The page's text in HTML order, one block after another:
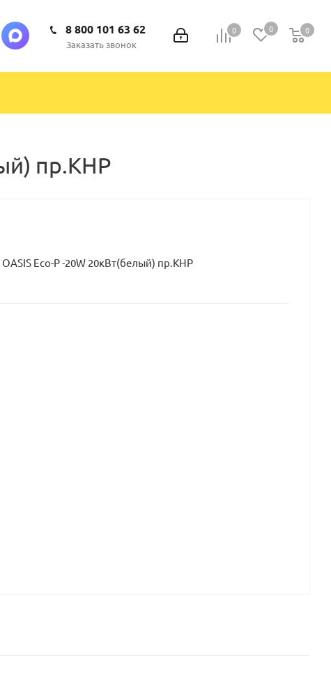
0 0 0
0
8 800 101 63 62
Заказать звонок
пр.КНР
Eсо-P -20W 20кВт(белый) пр.КНР